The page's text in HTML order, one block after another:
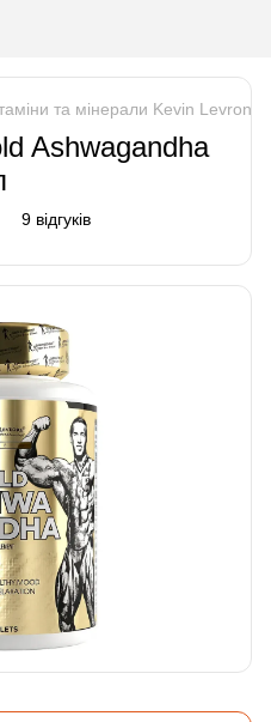
та мінерали Kevin Levrone
Ashwagandha
9 відгуків